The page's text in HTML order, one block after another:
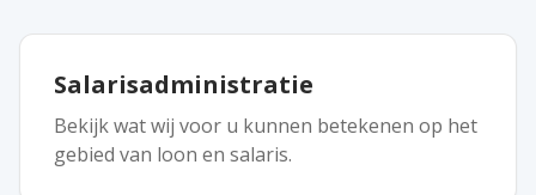
Salarisadministratie
Bekijk wat wij voor u kunnen betekenen op het
gebied van loon en salaris.